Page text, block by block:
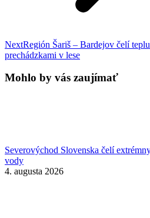
NextNext
post:
Región Šariš – Bardejov čelí
prechádzkami v lese
Mohlo by vás zaujímať
Severovýchod Slovenska čelí
vody
4. augusta 2026